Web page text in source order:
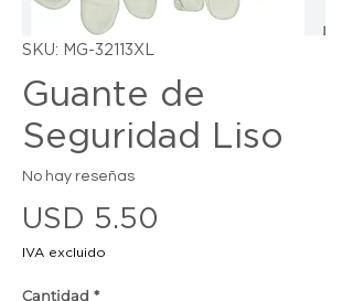
SKU: MG-32113XL
Guante de
Seguridad Liso
No hay reseñas
USD 5.50
IVA excluido
Cantidad *